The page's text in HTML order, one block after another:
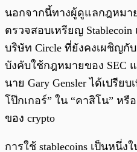
นอกจากนี้ทางผู้ดูแลกฎหมา
ตรวจสอบเหรียญ
บริษัท Circle ที่ยังคงเผชิญกั
บังคับใช้กฎหมายของ SEC
นาย Gary Gensler ได้เปรียบ
โป๊กเกอร์” ใน “คาสิโน” หรื
ของ crypto
การใช้ stablecoins เป็นหนึ่